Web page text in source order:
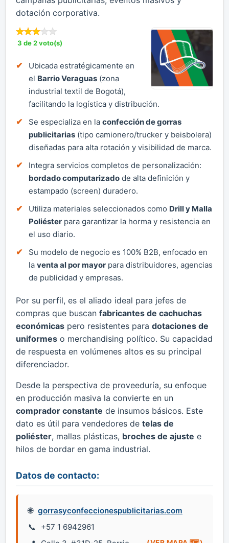
dotación corporativa.
3 de 2 voto(s)
Ubicada estratégicamente en
el Barrio Veraguas (zona
industrial textil de Bogotá),
facilitando la logística y distribución.
Se especializa en la confección de gorras
publicitarias (tipo camionero/trucker y beisbolera)
diseñadas para alta rotación y visibilidad de marca.
Integra servicios completos de personalización:
bordado computarizado de alta definición y
estampado (screen) duradero.
Utiliza materiales seleccionados como Drill y Malla
Poliéster para garantizar la horma y resistencia en
el uso diario.
Su modelo de negocio es 100% B2B, enfocado en
la venta al por mayor para distribuidores, agencias
de publicidad y empresas.
Por su perfil, es el aliado ideal para jefes de
compras que buscan fabricantes de cachuchas
económicas pero resistentes para dotaciones de
uniformes o merchandising político. Su capacidad
de respuesta en volúmenes altos es su principal
diferenciador.
Desde la perspectiva de proveeduría, su enfoque
en producción masiva la convierte en un
comprador constante de insumos básicos. Este
dato es útil para vendedores de telas de
poliéster, mallas plásticas, broches de ajuste e
hilos de bordar en gama industrial.
Datos de contacto:
gorrasyconfeccionespublicitarias.com
+57 1 6942961